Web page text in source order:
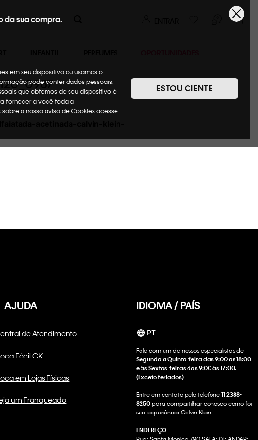
da sua compra.
em seu dispositivo ou usamos o
pode conter dados pessoais.
que obtemos de seu dispositivo é
fornecer a você toda a
o nosso aviso de Cookies acesse
ESTOU CIENTE
AJUDA
de Atendimento
Fácil CK
em Lojas Físicas
um Franqueado
IDIOMA / PAÍS
PT
Fale com um de nossos especialistas de
Segunda a Quinta-feira das 9:00 as 18:00
e às Sextas-feiras das 9:00 às 17:00.
(Exceto feriados)
Entre em contato pelo telefone11 2388-
8250para compartilhar conosco como foi
sua experiência Calvin Klein.
ENDEREÇO